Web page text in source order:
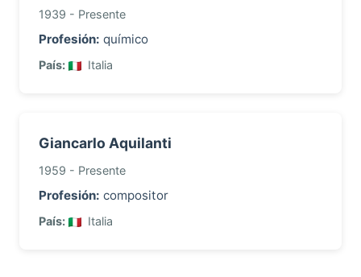
1939 - Presente
Profesión: químico
País: Italia
Giancarlo Aquilanti
1959 - Presente
Profesión: compositor
País: Italia